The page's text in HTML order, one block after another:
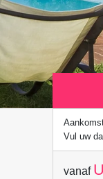
Vul uw
vanaf